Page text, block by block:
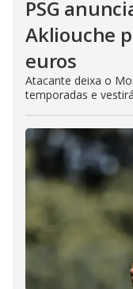
PSG
Akliouche
euros
Atacante deixa o
temporadas e